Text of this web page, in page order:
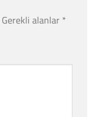
Gerekli alanlar*